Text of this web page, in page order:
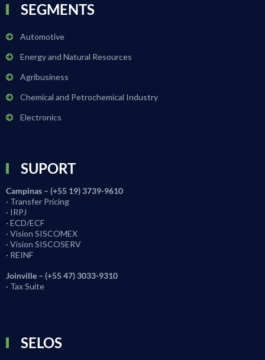
SEGMENTS
Automotive
Energy and Natural Resources
Agribusiness
Chemical and Petrochemical Industry
Electronics
SUPORT
Campinas – (+55 19) 3739-9610
· Transfer Pricing
· IRPJ
· ECD/ECF
· Vision SISCOMEX
· Vision SISCOSERV
· REINF
Joinville – (+55 47) 3033-9310
· Tax Suite
SELOS